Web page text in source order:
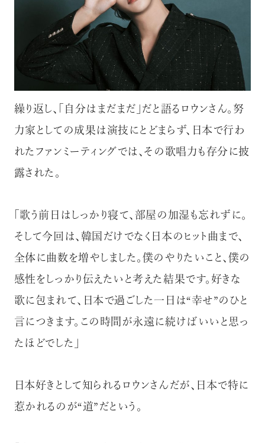
繰り返し、「自分はまだまだ」だと語るロウンさん。努
力家としての成果は演技にとどまらず、日本で行わ
れたファンミーティングでは、その歌唱力も存分に披
露された。
「歌う前日はしっかり寝て、部屋の加湿も忘れずに。
そして今回は、韓国だけでなく日本のヒット曲まで、
全体に曲数を増やしました。僕のやりたいこと、僕の
感性をしっかり伝えたいと考えた結果です。好きな
歌に包まれて、日本で過ごした一日は“幸せ”のひと
言につきます。この時間が永遠に続けばいいと思っ
たほどでした」
日本好きとして知られるロウンさんだが、日本で特に
惹かれるのが“道”だという。